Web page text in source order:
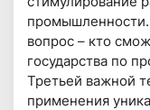
промышленности.
вопрос – кто
государства по
Третьей важной
применения